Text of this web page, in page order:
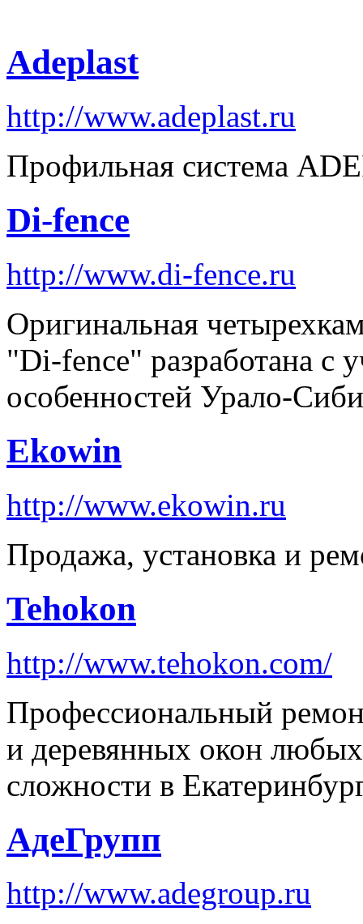
Adeplast
http://www.adeplast.ru
Профильная система
Di-fence
http://www.di-fence.ru
Оригинальная
"Di-fence" разработана с
особенностей Урало-
Ekowin
http://www.ekowin.ru
Продажа, установка и
Tehokon
http://www.tehokon.com/
Профессиональный
и деревянных окон
сложности в
АдеГрупп
http://www.adegroup.ru